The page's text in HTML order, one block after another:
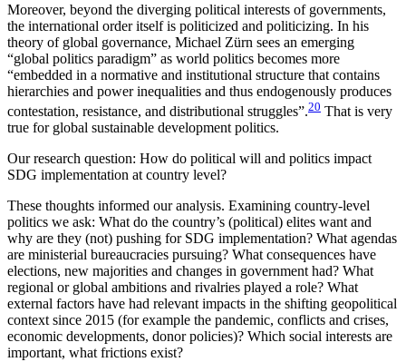
Moreover, beyond the diverging political interests of governments,
the international order itself is politi­cized and politicizing. In his
theory of global gov­ern­ance, Michael Zürn sees an emerging
“global politics paradigm” as world politics becomes more
“embedded in a normative and institutional structure that contains
hierarchies and power inequalities and thus endogenously produces
contestation, resistance, and distributional struggles”.20 That is very
true for global sustainable development politics.
Our research question: How do political will and politics impact
SDG implementation at country level?
These thoughts informed our analysis. Examining country-level
politics we ask: What do the country’s (political) elites want and
why are they (not) pushing for SDG implementation? What agendas
are minis­terial bureaucracies pursuing? What consequences have
elections, new majorities and changes in govern­ment had? What
regional or global ambitions and rivalries played a role? What
external factors have had rele­vant impacts in the shifting geopolitical
con­text since 2015 (for example the pandemic, con­flicts and crises,
economic developments, donor policies)? Which social interests are
important, what frictions exist?